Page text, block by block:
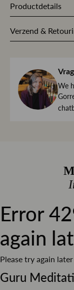
Productdetails
Kleur
- Hoogte 16 cm
- Gewicht 2.3 kg
Verzend &
haar direct naar
We begrijpen
een item toch
altijd welkom om
de winkel is dat
Lees meer over
We
Error
again
Please try again later
Guru